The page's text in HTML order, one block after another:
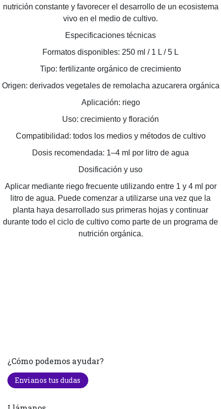
nutrición constante y favorecer el desarrollo de un ecosistema
vivo en el medio de cultivo.
Especificaciones técnicas
Formatos disponibles: 250 ml / 1 L / 5 L
Tipo: fertilizante orgánico de crecimiento
Origen: derivados vegetales de remolacha azucarera orgánica
Aplicación: riego
Uso: crecimiento y floración
Compatibilidad: todos los medios y métodos de cultivo
Dosis recomendada: 1–4 ml por litro de agua
Dosificación y uso
Aplicar mediante riego frecuente utilizando entre 1 y 4 ml por
litro de agua. Puede comenzar a utilizarse una vez que la
planta haya desarrollado sus primeras hojas y continuar
durante todo el ciclo de cultivo como parte de un programa de
nutrición orgánica.
¿Cómo podemos ayudar?
Envianos tus dudas